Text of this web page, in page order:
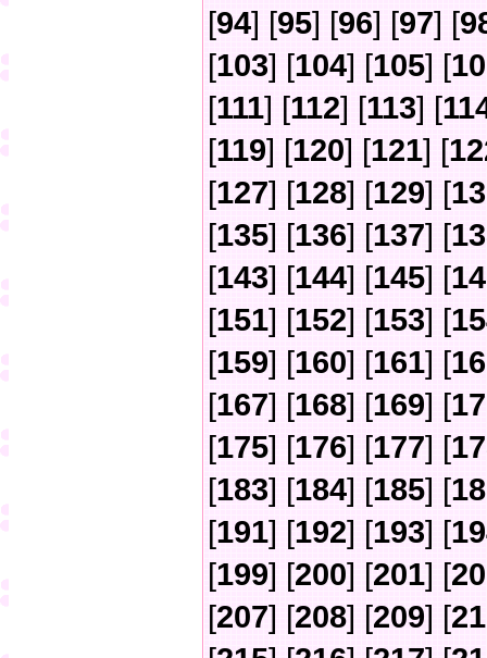
[94] [95] [96] [97] [
[103] [104] [105] [
[111] [112] [113] [
[119] [120] [121] [
[127] [128] [129] [
[135] [136] [137] [
[143] [144] [145] [
[151] [152] [153] [
[159] [160] [161] [
[167] [168] [169] [
[175] [176] [177] [
[183] [184] [185] [
[191] [192] [193] [
[199] [200] [201] [
[207] [208] [209] [